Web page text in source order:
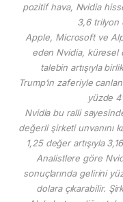
pozitif hava, Nvidia
3,6 trilyon
Apple, Microsoft ve
eden Nvidia, küresel
talebin artışıyla
Trump’ın zaferiyle
yüzde
Nvidia bu ralli
değerli şirketi unvanını
1,25 değer artışıyla
Analistlere göre
sonuçlarında gelirini
dolara çıkarabilir.